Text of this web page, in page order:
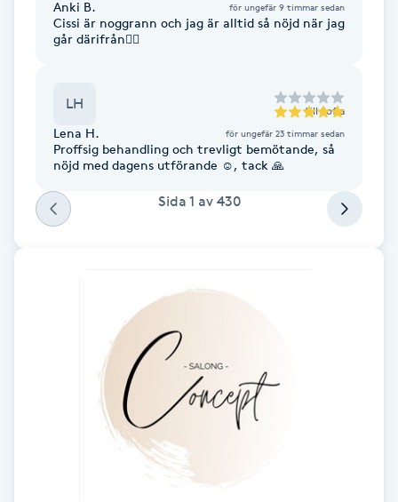
Hyperhidros
Hårborttagning
Hårbottenbehandling
Hårförlängning
Idrottsmassage
Anki B. för ungefär 9 timmar sedan
Cissi är noggrann och jag är alltid så nöjd när jag
går därifrån👍🏻
LH till Sofia
Lena H. för ungefär 23 timmar sedan
Proffsig behandling och trevligt bemötande, så
nöjd med dagens utförande ☺️, tack 🙏
Sida 1 av 430